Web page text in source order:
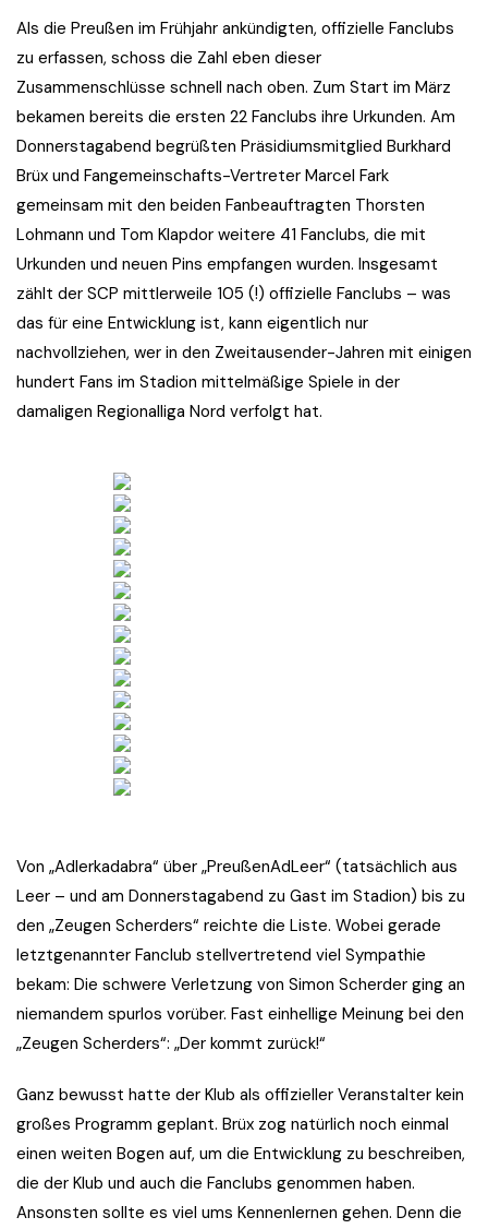
Als die Preußen im Frühjahr ankündigten, offizielle Fanclubs
zu erfassen, schoss die Zahl eben dieser
Zusammenschlüsse schnell nach oben. Zum Start im März
bekamen bereits die ersten 22 Fanclubs ihre Urkunden. Am
Donnerstagabend begrüßten Präsidiumsmitglied Burkhard
Brüx und Fangemeinschafts-Vertreter Marcel Fark
gemeinsam mit den beiden Fanbeauftragten Thorsten
Lohmann und Tom Klapdor weitere 41 Fanclubs, die mit
Urkunden und neuen Pins empfangen wurden. Insgesamt
zählt der SCP mittlerweile 105 (!) offizielle Fanclubs – was
das für eine Entwicklung ist, kann eigentlich nur
nachvollziehen, wer in den Zweitausender-Jahren mit einigen
hundert Fans im Stadion mittelmäßige Spiele in der
damaligen Regionalliga Nord verfolgt hat.
Von „Adlerkadabra“ über „PreußenAdLeer“ (tatsächlich aus
Leer – und am Donnerstagabend zu Gast im Stadion) bis zu
den „Zeugen Scherders“ reichte die Liste. Wobei gerade
letztgenannter Fanclub stellvertretend viel Sympathie
bekam: Die schwere Verletzung von Simon Scherder ging an
niemandem spurlos vorüber. Fast einhellige Meinung bei den
„Zeugen Scherders“: „Der kommt zurück!“
Ganz bewusst hatte der Klub als offizieller Veranstalter kein
großes Programm geplant. Brüx zog natürlich noch einmal
einen weiten Bogen auf, um die Entwicklung zu beschreiben,
die der Klub und auch die Fanclubs genommen haben.
Ansonsten sollte es viel ums Kennenlernen gehen. Denn die